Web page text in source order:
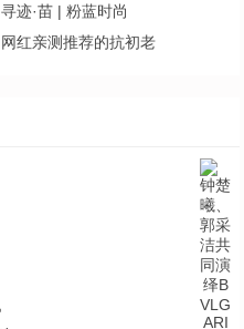
寻迹·苗 | 粉蓝时尚
网红亲测推荐的抗初老